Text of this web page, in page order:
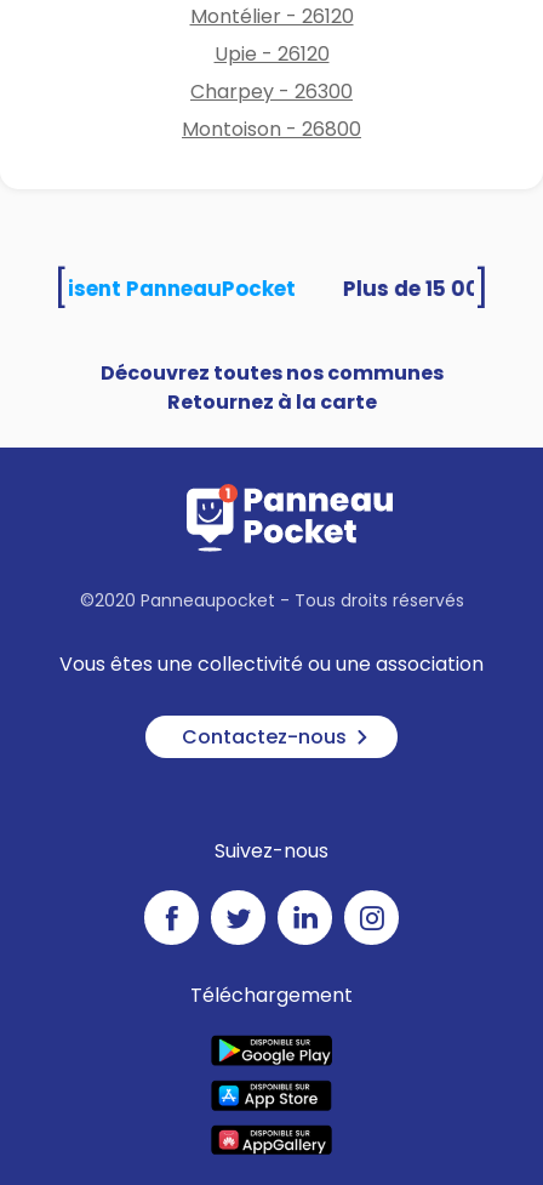
Montélier - 26120
Upie - 26120
Charpey - 26300
Montoison - 26800
utilisent PanneauPocket
Découvrez toutes nos communes
Retournez à la carte
©2020 Panneaupocket - Tous droits réservés
Vous êtes une collectivité ou une association
Contactez-nous
Suivez-nous
Téléchargement